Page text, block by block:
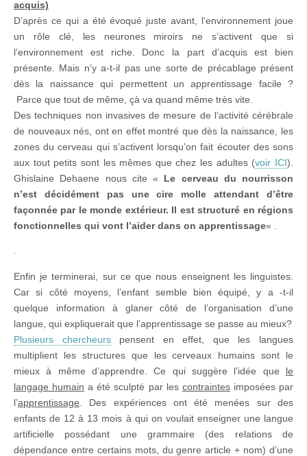
acquis)
D’après ce qui a été évoqué juste avant, l’environnement joue
un rôle clé, les neurones miroirs ne s’activent que si
l’environnement est riche. Donc la part d’acquis est bien
présente. Mais n’y a-t-il pas une sorte de précablage présent
dès la naissance qui permettent un apprentissage facile ?
Parce que tout de même, çà va quand même très vite.
Des techniques non invasives de mesure de l’activité cérébrale
de nouveaux nés, ont en effet montré que dès la naissance, les
zones du cerveau qui s’activent lorsqu’on fait écouter des sons
aux tout petits sont les mêmes que chez les adultes (voir ICI).
Ghislaine Dehaene nous cite « Le cerveau du nourrisson
n’est décidément pas une cire molle attendant d’être
façonnée par le monde extérieur. Il est structuré en régions
fonctionnelles qui vont l’aider dans on apprentissage« .
Enfin je terminerai, sur ce que nous enseignent les linguistes.
Car si côté moyens, l’enfant semble bien équipé, y a -t-il
quelque information à glaner côté de l’organisation d’une
langue, qui expliquerait que l’apprentissage se passe au mieux?
Plusieurs chercheurspensent en effet, que les langues
multiplient les structures que les cerveaux humains sont le
mieux à même d’apprendre. Ce qui suggère l’idée que le
langage humain a été sculpté par les contraintesimposées par
l’apprentissage . Des expériences ont été menées sur des
enfants de 12 à 13 mois à qui on voulait enseigner une langue
artificielle possédant une grammaire (des relations de
dépendance entre certains mots, du genre article + nom) d’une